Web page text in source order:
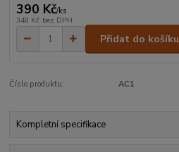
390 Kč/ks
348 Kč bez DPH
Přidat do košíku
Číslo produktu: AC1
Kompletní specifikace